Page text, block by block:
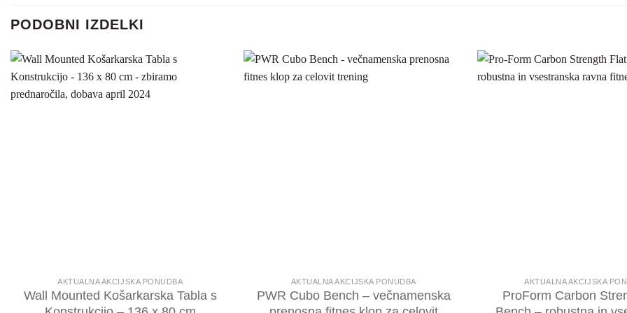
PODOBNI IZDELKI
AKTUALNA AKCIJSKA PONUDBA
Wall Mounted Košarkarska Tabla s
AKTUALNA AKCIJSKA PONUDBA
PWR Cubo Bench – večnamenska
AKTUALNA AKCIJSKA
ProForm Carbon